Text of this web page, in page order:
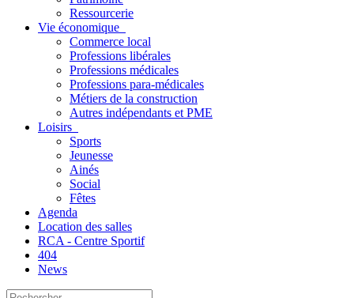
Ressourcerie
Vie économique
Commerce local
Professions libérales
Professions médicales
Professions para-médicales
Métiers de la construction
Autres indépendants et PME
Loisirs
Sports
Jeunesse
Ainés
Social
Fêtes
Agenda
Location des salles
RCA - Centre Sportif
404
News